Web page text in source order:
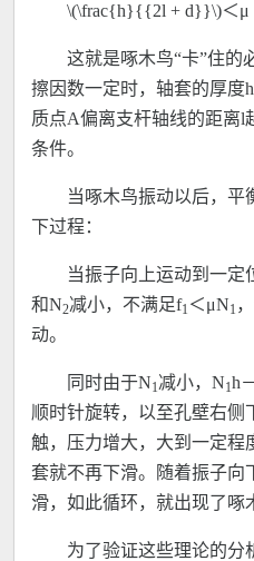
\(\frac{h}{{2l + d}}\)＜μ
这就是啄木鸟“卡”住的
擦因数一定时，轴套的厚度
质点A偏离支杆轴线的距离l
条件。
当啄木鸟振动以后，平
下过程：
当振子向上运动到一定
和N2减小，不满足f1 ＜μN1
动。
同时由于N1减小，N1h
顺时针旋转，以至孔壁右侧
触，压力增大，大到一定程
套就不再下滑。随着振子向
滑，如此循环，就出现了啄
为了验证这些理论的分